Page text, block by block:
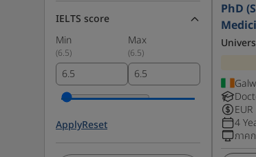
IELTS score
Min
Max
(6.5) (6.5)
ApplyReset
PhD
EUR
4
ภาค